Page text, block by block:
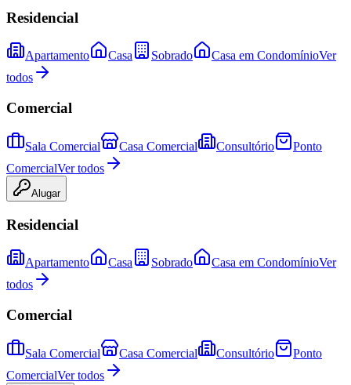
Residencial
Apartamento Casa Sobrado Casa em CondomínioVer
todos
Comercial
Sala Comercial Casa Comercial Consultório
Ponto
ComercialVer todos
Alugar
Residencial
Apartamento Casa Sobrado Casa em CondomínioVer
todos
Comercial
Sala Comercial Casa Comercial Consultório
Ponto
ComercialVer todos